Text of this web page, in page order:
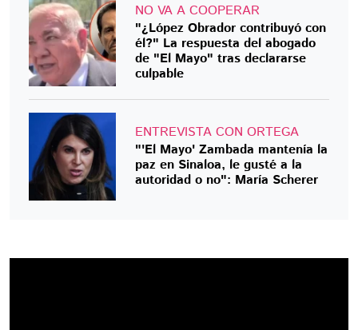
NO VA A COOPERAR
"¿López Obrador contribuyó con
él?" La respuesta del abogado
de "El Mayo" tras declararse
culpable
ENTREVISTA CON ORTEGA
"'El Mayo' Zambada mantenía la
paz en Sinaloa, le gusté a la
autoridad o no": María Scherer